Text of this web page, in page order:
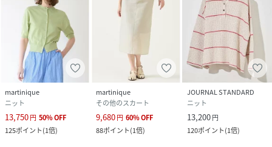
martinique
ニット
13,750円 50%OFF
125ポイント(1倍)
martinique
その他のスカート
9,680円 60%OFF
88ポイント(1倍)
JOURNAL STANDARD
ニット
13,200円
120ポイント(1倍)